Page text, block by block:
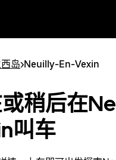
岛>Neuilly-En-Vexin
稍后在
叫车